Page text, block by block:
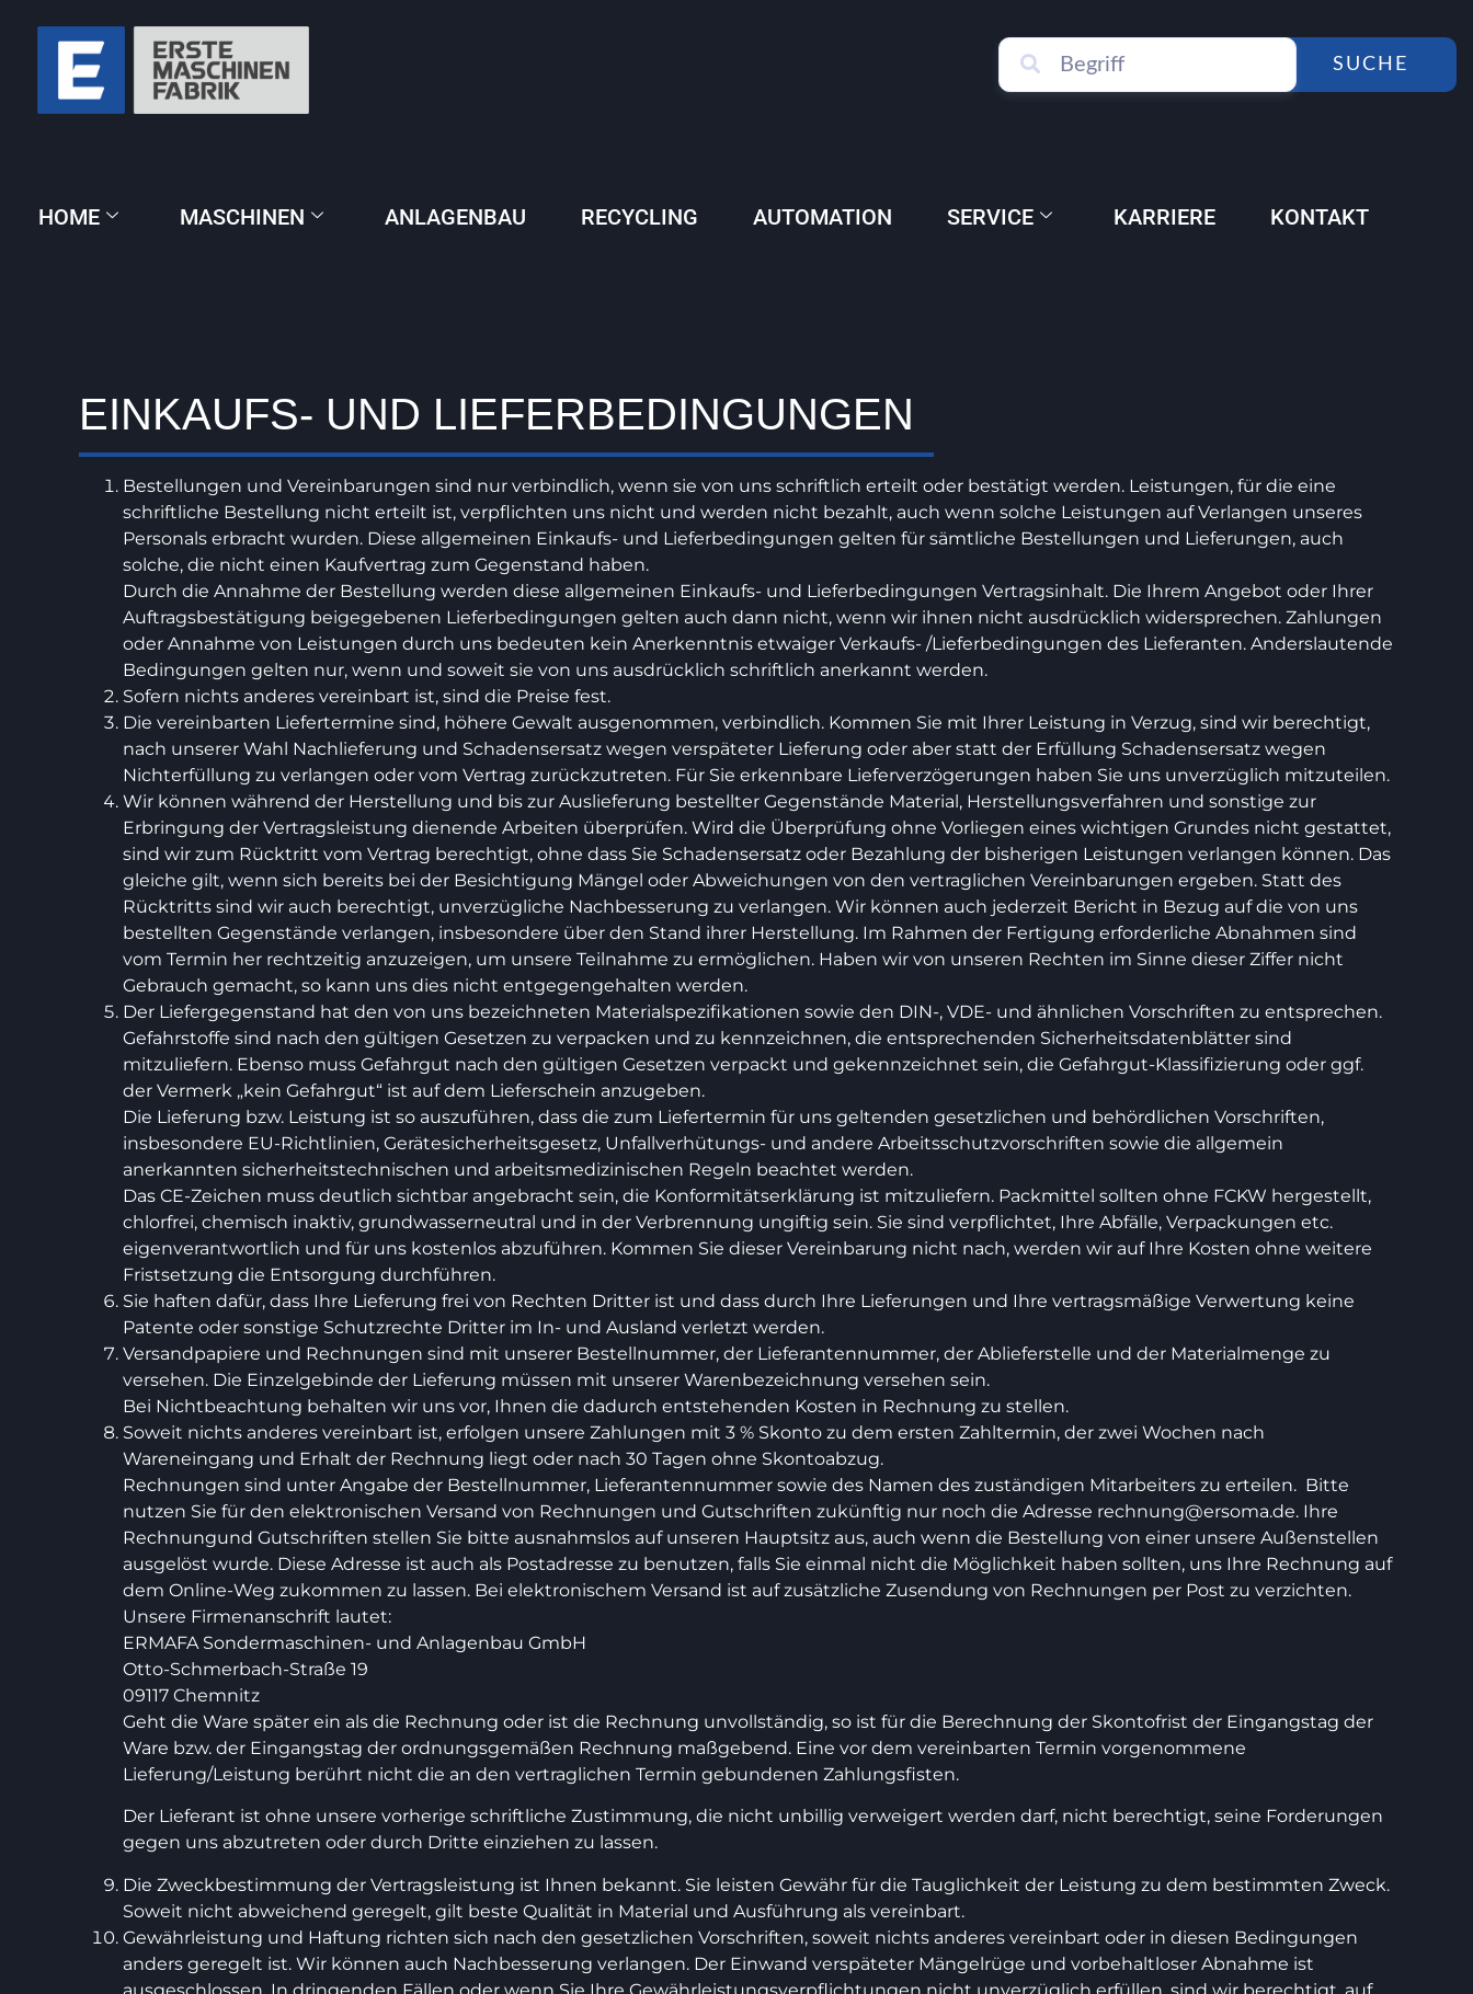
SUCHE
HOME MASCHINEN ANLAGENBAU RECYCLING AUTOMATION SERVICE KARRIERE KONTAKT
EINKAUFS- UND LIEFERBEDINGUNGEN
Bestellungen und Vereinbarungen sind nur verbindlich, wenn sie von uns schriftlich erteilt oder bestätigt werden. Leistungen, für die eine
schriftliche Bestellung nicht erteilt ist, verpflichten uns nicht und werden nicht bezahlt, auch wenn solche Leistungen auf Verlangen unseres
Personals erbracht wurden. Diese allgemeinen Einkaufs- und Lieferbedingungen gelten für sämtliche Bestellungen und Lieferungen, auch
solche, die nicht einen Kaufvertrag zum Gegenstand haben.
Durch die Annahme der Bestellung werden diese allgemeinen Einkaufs- und Lieferbedingungen Vertragsinhalt. Die Ihrem Angebot oder Ihrer
Auftragsbestätigung beigegebenen Lieferbedingungen gelten auch dann nicht, wenn wir ihnen nicht ausdrücklich widersprechen. Zahlungen
oder Annahme von Leistungen durch uns bedeuten kein Anerkenntnis etwaiger Verkaufs- /Lieferbedingungen des Lieferanten. Anderslautende
Bedingungen gelten nur, wenn und soweit sie von uns ausdrücklich schriftlich anerkannt werden.
Sofern nichts anderes vereinbart ist, sind die Preise fest.
Die vereinbarten Liefertermine sind, höhere Gewalt ausgenommen, verbindlich. Kommen Sie mit Ihrer Leistung in Verzug, sind wir berechtigt,
nach unserer Wahl Nachlieferung und Schadensersatz wegen verspäteter Lieferung oder aber statt der Erfüllung Schadensersatz wegen
Nichterfüllung zu verlangen oder vom Vertrag zurückzutreten. Für Sie erkennbare Lieferverzögerungen haben Sie uns unverzüglich mitzuteilen.
Wir können während der Herstellung und bis zur Auslieferung bestellter Gegenstände Material, Herstellungsverfahren und sonstige zur
Erbringung der Vertragsleistung dienende Arbeiten überprüfen. Wird die Überprüfung ohne Vorliegen eines wichtigen Grundes nicht gestattet,
sind wir zum Rücktritt vom Vertrag berechtigt, ohne dass Sie Schadensersatz oder Bezahlung der bisherigen Leistungen verlangen können. Das
gleiche gilt, wenn sich bereits bei der Besichtigung Mängel oder Abweichungen von den vertraglichen Vereinbarungen ergeben. Statt des
Rücktritts sind wir auch berechtigt, unverzügliche Nachbesserung zu verlangen. Wir können auch jederzeit Bericht in Bezug auf die von uns
bestellten Gegenstände verlangen, insbesondere über den Stand ihrer Herstellung. Im Rahmen der Fertigung erforderliche Abnahmen sind
vom Termin her rechtzeitig anzuzeigen, um unsere Teilnahme zu ermöglichen. Haben wir von unseren Rechten im Sinne dieser Ziffer nicht
Gebrauch gemacht, so kann uns dies nicht entgegengehalten werden.
Der Liefergegenstand hat den von uns bezeichneten Materialspezifikationen sowie den DIN-, VDE- und ähnlichen Vorschriften zu entsprechen.
Gefahrstoffe sind nach den gültigen Gesetzen zu verpacken und zu kennzeichnen, die entsprechenden Sicherheitsdatenblätter sind
mitzuliefern. Ebenso muss Gefahrgut nach den gültigen Gesetzen verpackt und gekennzeichnet sein, die Gefahrgut-Klassifizierung oder ggf.
der Vermerk „kein Gefahrgut“ ist auf dem Lieferschein anzugeben.
Die Lieferung bzw. Leistung ist so auszuführen, dass die zum Liefertermin für uns geltenden gesetzlichen und behördlichen Vorschriften,
insbesondere EU-Richtlinien, Gerätesicherheitsgesetz, Unfallverhütungs- und andere Arbeitsschutzvorschriften sowie die allgemein
anerkannten sicherheitstechnischen und arbeitsmedizinischen Regeln beachtet werden.
Das CE-Zeichen muss deutlich sichtbar angebracht sein, die Konformitätserklärung ist mitzuliefern. Packmittel sollten ohne FCKW hergestellt,
chlorfrei, chemisch inaktiv, grundwasserneutral und in der Verbrennung ungiftig sein. Sie sind verpflichtet, Ihre Abfälle, Verpackungen etc.
eigenverantwortlich und für uns kostenlos abzuführen. Kommen Sie dieser Vereinbarung nicht nach, werden wir auf Ihre Kosten ohne weitere
Fristsetzung die Entsorgung durchführen.
Sie haften dafür, dass Ihre Lieferung frei von Rechten Dritter ist und dass durch Ihre Lieferungen und Ihre vertragsmäßige Verwertung keine
Patente oder sonstige Schutzrechte Dritter im In- und Ausland verletzt werden.
Versandpapiere und Rechnungen sind mit unserer Bestellnummer, der Lieferantennummer, der Ablieferstelle und der Materialmenge zu
versehen. Die Einzelgebinde der Lieferung müssen mit unserer Warenbezeichnung versehen sein.
Bei Nichtbeachtung behalten wir uns vor, Ihnen die dadurch entstehenden Kosten in Rechnung zu stellen.
Soweit nichts anderes vereinbart ist, erfolgen unsere Zahlungen mit 3 % Skonto zu dem ersten Zahltermin, der zwei Wochen nach
Wareneingang und Erhalt der Rechnung liegt oder nach 30 Tagen ohne Skontoabzug.
Rechnungen sind unter Angabe der Bestellnummer, Lieferantennummer sowie des Namen des zuständigen Mitarbeiters zu erteilen. Bitte
nutzen Sie für den elektronischen Versand von Rechnungen und Gutschriften zukünftig nur noch die Adresse rechnung@ersoma.de. Ihre
Rechnungund Gutschriften stellen Sie bitte ausnahmslos auf unseren Hauptsitz aus, auch wenn die Bestellung von einer unsere Außenstellen
ausgelöst wurde. Diese Adresse ist auch als Postadresse zu benutzen, falls Sie einmal nicht die Möglichkeit haben sollten, uns Ihre Rechnung auf
dem Online-Weg zukommen zu lassen. Bei elektronischem Versand ist auf zusätzliche Zusendung von Rechnungen per Post zu verzichten.
Unsere Firmenanschrift lautet:
ERMAFA Sondermaschinen- und Anlagenbau GmbH
Otto-Schmerbach-Straße 19
09117 Chemnitz
Geht die Ware später ein als die Rechnung oder ist die Rechnung unvollständig, so ist für die Berechnung der Skontofrist der Eingangstag der
Ware bzw. der Eingangstag der ordnungsgemäßen Rechnung maßgebend. Eine vor dem vereinbarten Termin vorgenommene
Lieferung/Leistung berührt nicht die an den vertraglichen Termin gebundenen Zahlungsfisten.
Der Lieferant ist ohne unsere vorherige schriftliche Zustimmung, die nicht unbillig verweigert werden darf, nicht berechtigt, seine Forderungen
gegen uns abzutreten oder durch Dritte einziehen zu lassen.
Die Zweckbestimmung der Vertragsleistung ist Ihnen bekannt. Sie leisten Gewähr für die Tauglichkeit der Leistung zu dem bestimmten Zweck.
Soweit nicht abweichend geregelt, gilt beste Qualität in Material und Ausführung als vereinbart.
Gewährleistung und Haftung richten sich nach den gesetzlichen Vorschriften, soweit nichts anderes vereinbart oder in diesen Bedingungen
anders geregelt ist. Wir können auch Nachbesserung verlangen. Der Einwand verspäteter Mängelrüge und vorbehaltloser Abnahme ist
ausgeschlossen. In dringenden Fällen oder wenn Sie Ihre Gewährleistungsverpflichtungen nicht unverzüglich erfüllen, sind wir berechtigt, auf